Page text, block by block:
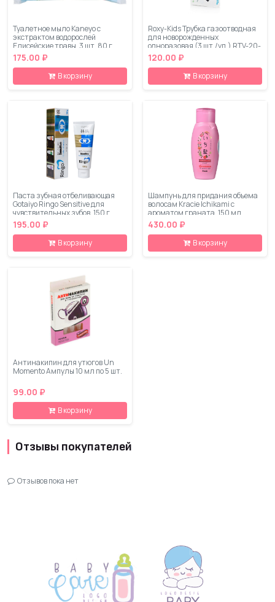
Туалетное мыло Kaneyo с
экстрактом водорослей
Елисейские травы, 3 шт, 80 г
175.00 ₽
В корзину
Roxy-Kids Трубка газоотводная
для новорожденных
одноразовая (3 шт./уп.) RTV-20-
2.6
120.00 ₽
В корзину
Паста зубная отбеливающая
Gotaiyo Ringo Sensitive для
чувствительных зубов, 150 г
195.00 ₽
В корзину
Шампунь для придания объема
волосам Kracie Ichikami с
ароматом граната, 150 мл
430.00 ₽
В корзину
Антинакипин для утюгов Un
Momento Ампулы 10 мл по 5 шт.
99.00 ₽
В корзину
Отзывы покупателей
Отзывов пока нет